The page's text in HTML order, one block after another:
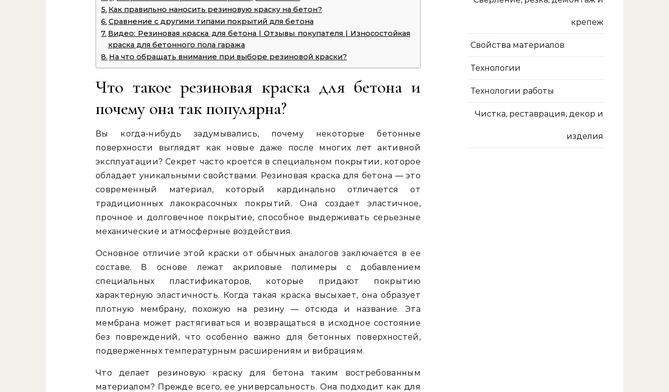
Как правильно наносить резиновую краску на бетон?
Сравнение с другими типами покрытий для бетона
Видео: Резиновая краска для бетона | Отзывы покупателя | Износостойкая
краска для бетонного пола гаража
На что обращать внимание при выборе резиновой краски?
Что такое резиновая краска для бетона и
почему она так популярна?
Вы когда-нибудь задумывались, почему некоторые бетонные
поверхности выглядят как новые даже после многих лет активной
эксплуатации? Секрет часто кроется в специальном покрытии, которое
обладает уникальными свойствами. Резиновая краска для бетона — это
современный материал, который кардинально отличается от
традиционных лакокрасочных покрытий. Она создает эластичное,
прочное и долговечное покрытие, способное выдерживать серьезные
механические и атмосферные воздействия.
Основное отличие этой краски от обычных аналогов заключается в ее
составе. В основе лежат акриловые полимеры с добавлением
специальных пластификаторов, которые придают покрытию
характерную эластичность. Когда такая краска высыхает, она образует
плотную мембрану, похожую на резину — отсюда и название. Эта
мембрана может растягиваться и возвращаться в исходное состояние
без повреждений, что особенно важно для бетонных поверхностей,
подверженных температурным расширениям и вибрациям.
Что делает резиновую краску для бетона таким востребованным
материалом? Прежде всего, ее универсальность. Она подходит как для
крепеж
Свойства материалов
Технологии
Технологии работы
Чистка, реставрация, декор и
изделия